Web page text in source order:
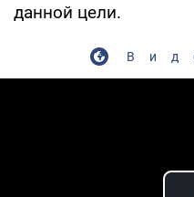
данной цели.